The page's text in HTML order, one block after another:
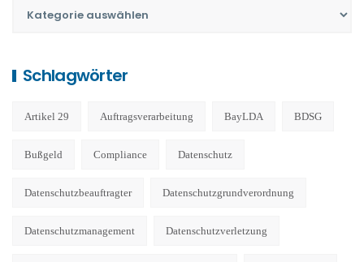
Schlagwörter
Artikel 29 Auftragsverarbeitung BayLDA BDSG
Bußgeld Compliance Datenschutz
Datenschutzbeauftragter Datenschutzgrundverordnung
Datenschutzmanagement Datenschutzverletzung